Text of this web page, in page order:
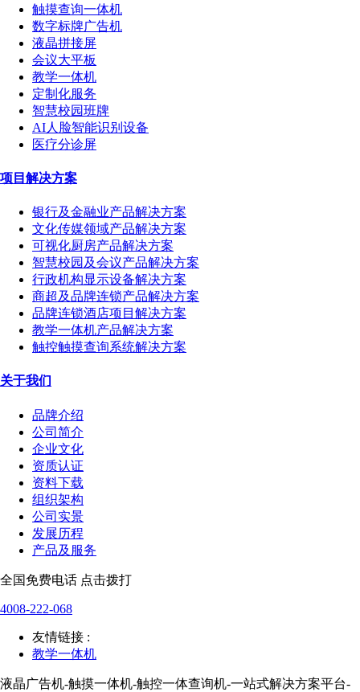
触摸查询一体机
数字标牌广告机
液晶拼接屏
会议大平板
教学一体机
定制化服务
智慧校园班牌
AI人脸智能识别设备
医疗分诊屏
项目解决方案
银行及金融业产品解决方案
文化传媒领域产品解决方案
可视化厨房产品解决方案
智慧校园及会议产品解决方案
行政机构显示设备解决方案
商超及品牌连锁产品解决方案
品牌连锁酒店项目解决方案
教学一体机产品解决方案
触控触摸查询系统解决方案
关于我们
品牌介绍
公司简介
企业文化
资质认证
资料下载
组织架构
公司实景
发展历程
产品及服务
全国免费电话 点击拨打
4008-222-068
友情链接 :
教学一体机
液晶广告机-触摸一体机-触控一体查询机-一站式解决方案平台-